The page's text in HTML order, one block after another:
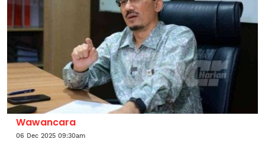
Wawancara
06 Dec 2025 09:30am